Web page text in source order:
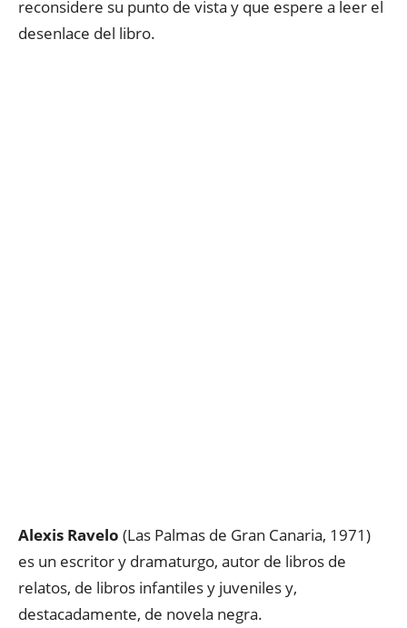
reconsidere su punto de vista y que espere a leer el
desenlace del libro.
Alexis Ravelo (Las Palmas de Gran Canaria, 1971)
es un escritor y dramaturgo, autor de libros de
relatos, de libros infantiles y juveniles y,
destacadamente, de novela negra.